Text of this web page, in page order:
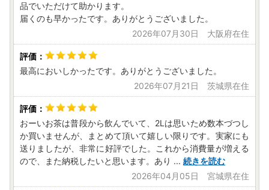
品でいただけて助かります。
届くのも早かったです。ありがとうございました。
2026年07月30日 大阪府在住
最高においしかったです。ありがとうございました。
2026年07月21日 茨城県在住
おーいお茶は普段から飲んでいて、2Lは思いため数本づつし
か買いませんが、まとめて頂いて嬉しい限りです。実家にも
送りましたが、非常に好評でした。これから消費量が増える
ので、また納税したいと思います。あり ... 続きを読む
2026年04月05日 宮城県在住